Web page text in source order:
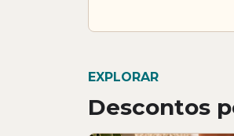
EXPLORAR
Descontos